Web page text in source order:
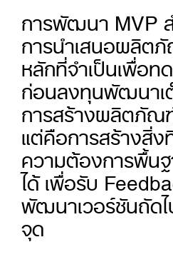
การพัฒนา MVP
การนำเสนอผลิต
หลักที่จำเป็นเพื่อ
ก่อนลงทุนพัฒนาเ
การสร้างผลิตภั
แต่คือการสร้างสิ่
ความต้องการพื้น
ได้ เพื่อรับ
พัฒนาเวอร์ชันถัด
จุด